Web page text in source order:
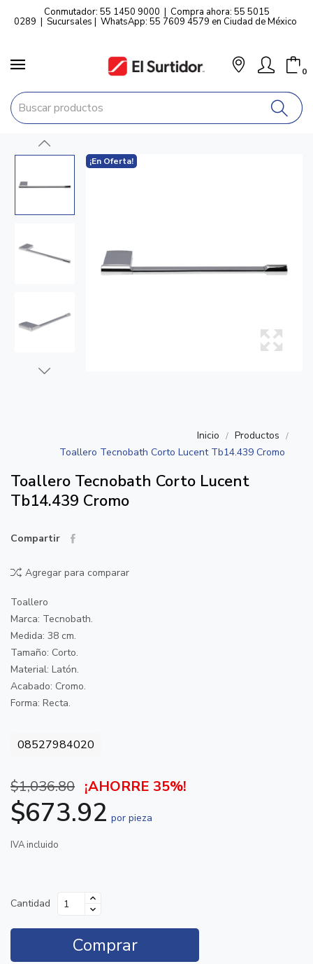
Conmutador: 55 1450 9000 | Compra ahora: 55 5015
0289 | Sucursales | WhatsApp: 55 7609 4579 en Ciudad de México
0
¡En Oferta!
Inicio
Productos
Toallero Tecnobath Corto Lucent Tb14.439 Cromo
Toallero Tecnobath Corto Lucent
Tb14.439 Cromo
Compartir
Agregar para comparar
Toallero
Marca: Tecnobath.
Medida: 38 cm.
Tamaño: Corto.
Material: Latón.
Acabado: Cromo.
Forma: Recta.
08527984020
$1,036.80 ¡AHORRE 35%!
$673.92 por pieza
IVA incluido
Cantidad
Comprar